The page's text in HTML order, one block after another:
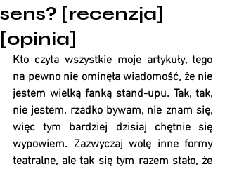
sens? [recenzja]
[opinia]
Kto czyta wszystkie moje artykuły, tego
na pewno nie ominęła wiadomość, że nie
jestem wielką fanką stand-upu. Tak, tak,
nie jestem, rzadko bywam, nie znam się,
więc tym bardziej dzisiaj chętnie się
wypowiem. Zazwyczaj wolę inne formy
teatralne, ale tak się tym razem stało, że